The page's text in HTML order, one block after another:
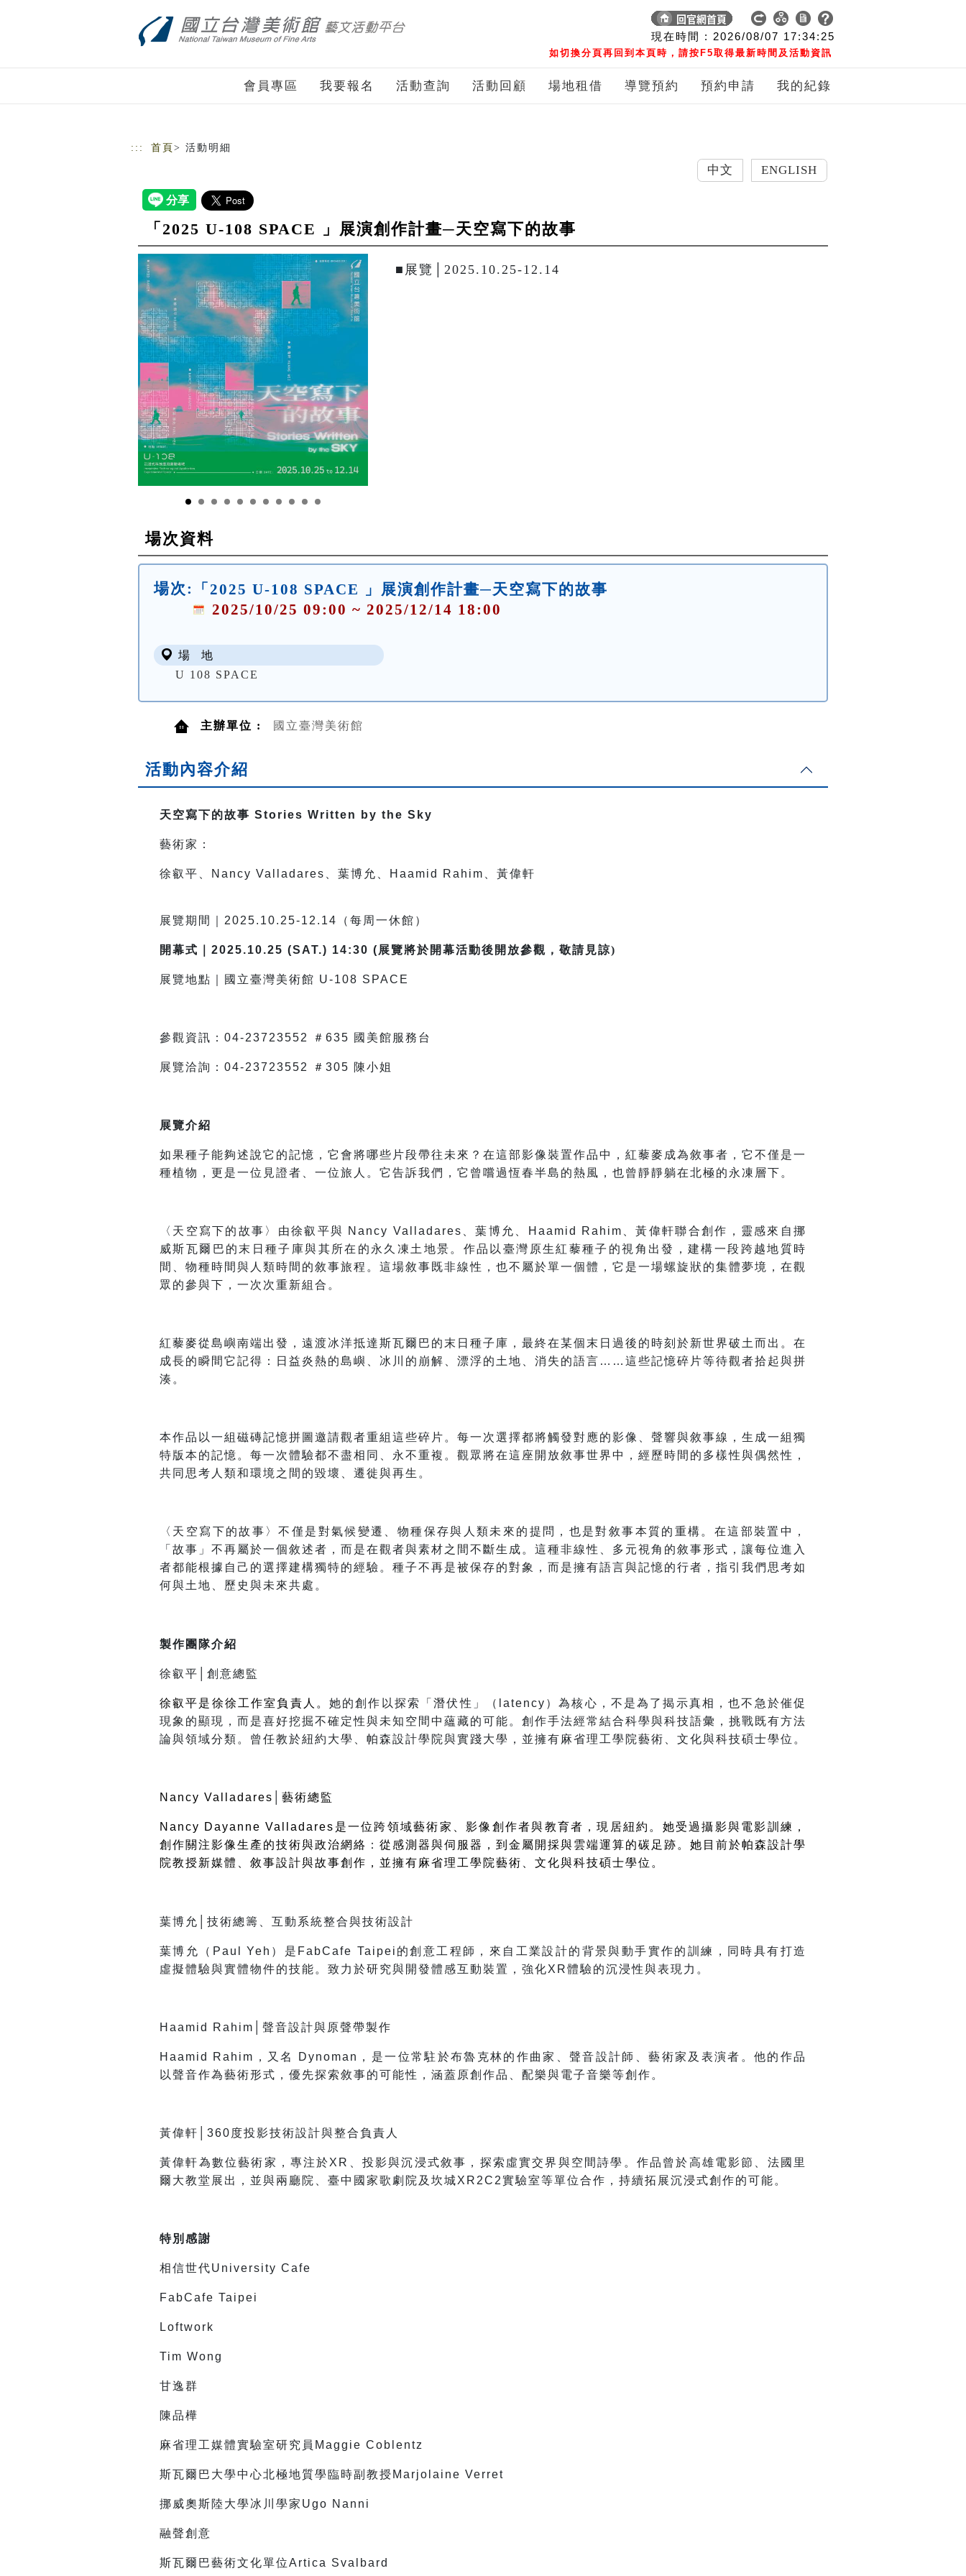
現在時間 : 2026/08/07 17:34:25
如切換分頁再回到本頁時，請按F5取得最新時間及活動資訊
會員專區 我要報名 活動查詢 活動回顧 場地租借 導覽預約 預約申請 我的紀錄
::: 首頁 > 活動明細
ENGLISH
「2025 U-108 SPACE 」展演創作計畫─天空寫下的故事
■展覽│2025.10.25-12.14
場次資料
場次:
「2025 U-108 SPACE 」展演創作計畫─天空寫下的故事
2025/10/25 09:00 ~ 2025/12/14 18:00
場 地
U 108 SPACE
主辦單位 : 國立臺灣美術館
活動內容介紹
天空寫下的故事 Stories Written by the Sky
藝術家：
徐叡平、Nancy Valladares、葉博允、Haamid Rahim、黃偉軒
展覽期間｜2025.10.25-12.14（每周一休館）
開幕式｜2025.10.25 (SAT.) 14:30 (展覽將於開幕活動後開放參觀，敬請見諒)
展覽地點｜國立臺灣美術館 U-108 SPACE
參觀資訊：04-23723552 ＃635 國美館服務台
展覽洽詢：04-23723552 ＃305 陳小姐
展覽介紹
如果種子能夠述說它的記憶，它會將哪些片段帶往未來？在這部影像裝置作品中，紅藜麥成為敘事者，它不僅是一
種植物，更是一位見證者、一位旅人。它告訴我們，它曾嚐過恆春半島的熱風，也曾靜靜躺在北極的永凍層下。
〈天空寫下的故事〉由徐叡平與 Nancy Valladares、葉博允、Haamid Rahim、黃偉軒聯合創作，靈感來自挪
威斯瓦爾巴的末日種子庫與其所在的永久凍土地景。作品以臺灣原生紅藜種子的視角出發，建構一段跨越地質時
間、物種時間與人類時間的敘事旅程。這場敘事既非線性，也不屬於單一個體，它是一場螺旋狀的集體夢境，在觀
眾的參與下，一次次重新組合。
紅藜麥從島嶼南端出發，遠渡冰洋抵達斯瓦爾巴的末日種子庫，最終在某個末日過後的時刻於新世界破土而出。在
成長的瞬間它記得：日益炎熱的島嶼、冰川的崩解、漂浮的土地、消失的語言……這些記憶碎片等待觀者拾起與拼
湊。
本作品以一組磁磚記憶拼圖邀請觀者重組這些碎片。每一次選擇都將觸發對應的影像、聲響與敘事線，生成一組獨
特版本的記憶。每一次體驗都不盡相同、永不重複。觀眾將在這座開放敘事世界中，經歷時間的多樣性與偶然性，
共同思考人類和環境之間的毀壞、遷徙與再生。
〈天空寫下的故事〉不僅是對氣候變遷、物種保存與人類未來的提問，也是對敘事本質的重構。在這部裝置中，
「故事」不再屬於一個敘述者，而是在觀者與素材之間不斷生成。這種非線性、多元視角的敘事形式，讓每位進入
者都能根據自己的選擇建構獨特的經驗。種子不再是被保存的對象，而是擁有語言與記憶的行者，指引我們思考如
何與土地、歷史與未來共處。
製作團隊介紹
徐叡平│創意總監
徐叡平是徐徐工作室負責人。 她的創作以探索「潛伏性」（latency）為核心，不是為了揭示真相，也不急於催促
現象的顯現，而是喜好挖掘不確定性與未知空間中蘊藏的可能。創作手法經常結合科學與科技語彙，挑戰既有方法
論與領域分類。曾任教於紐約大學、帕森設計學院與實踐大學，並擁有麻省理工學院藝術、文化與科技碩士學位。
Nancy Valladares 藝術總監
Nancy Dayanne Valladares 是一位跨領域藝術家、影像創作者與教育者，現居紐約。她受過攝影與電影訓練，
創作關注影像生產的技術與政治網絡 ： 從感測器與伺服器，到金屬開採與雲端運算的碳足跡。她目前於帕森設計學
院教授新媒體、敘事設計與故事創作，並擁有麻省理工學院藝術、文化與科技碩士學位。
葉博允│技術總籌、互動系統整合與技術設計
葉博允（Paul Yeh）是FabCafe Taipei的創意工程師，來自工業設計的背景與動手實作的訓練，同時具有打造
虛擬體驗與實體物件的技能。致力於研究與開發體感互動裝置，強化XR體驗的沉浸性與表現力。
Haamid Rahim │聲音設計與原聲帶製作
Haamid Rahim ，又名 Dynoman，是一位常駐於布魯克林的作曲家、聲音設計師、藝術家及表演者。他的作品
以聲音作為藝術形式，優先探索敘事的可能性，涵蓋原創作品、配樂與電子音樂等創作。
黃偉軒│360度投影技術設計與整合負責人
黃偉軒為數位藝術家，專注於XR、投影與沉浸式敘事，探索虛實交界與空間詩學。作品曾於高雄電影節、法國里
爾大教堂展出，並與兩廳院、臺中國家歌劇院及坎城XR2C2實驗室等單位合作，持續拓展沉浸式創作的可能。
特別感謝
相信世代University Cafe
FabCafe Taipei
Loftwork
Tim Wong
甘逸群
陳品樺
麻省理工媒體實驗室研究員Maggie Coblentz
斯瓦爾巴大學中心北極地質學臨時副教授Marjolaine Verret
挪威奧斯陸大學冰川學家Ugo Nanni
融聲創意
斯瓦爾巴藝術文化單位Artica Svalbard